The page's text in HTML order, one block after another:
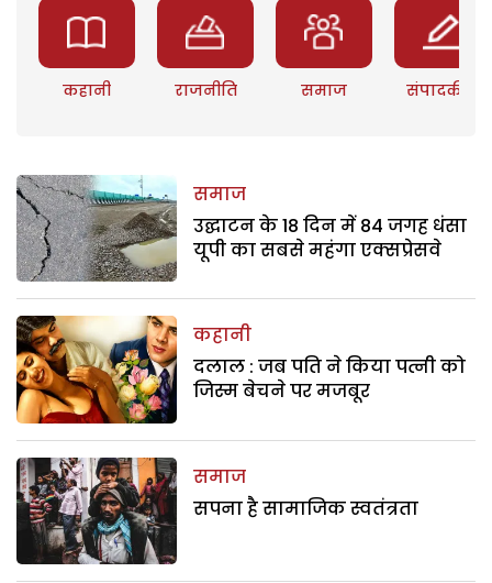
कहानी राजनीति समाज संपादकीय
समाज
उद्घाटन के 18 दिन में 84 जगह धंसा
यूपी का सबसे महंगा एक्सप्रेसवे
कहानी
दलाल : जब पति ने किया पत्नी को
जिस्म बेचने पर मजबूर
समाज
सपना है सामाजिक स्वतंत्रता